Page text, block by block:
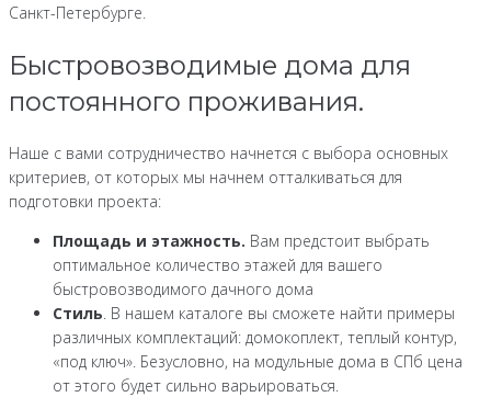
Санкт-Петербурге.
Быстровозводимые дома для
постоянного проживания.
Наше с вами сотрудничество начнется с выбора основных
критериев, от которых мы начнем отталкиваться для
подготовки проекта:
Площадь и этажность. Вам предстоит выбрать
оптимальное количество этажей для вашего
быстровозводимого дачного дома
Стиль . В нашем каталоге вы сможете найти примеры
различных комплектаций: домокоплект, теплый контур,
«под ключ». Безусловно, на модульные дома в СПб цена
от этого будет сильно варьироваться.